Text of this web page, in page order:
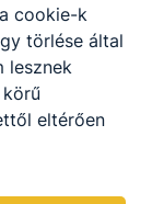
cookie-k
törlése által
lesznek
eltérően